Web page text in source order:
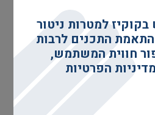
למטרות ניטור
התכנים לרבות
חווית המשתמש,
הפרטיות